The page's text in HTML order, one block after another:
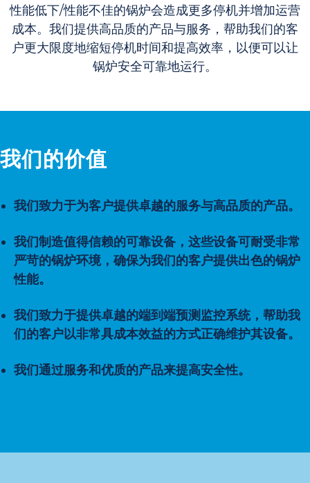
性能低下/性能不佳的锅炉会造成更多停机并增加运营
成本。我们提供高品质的产品与服务，帮助我们的客
户更大限度地缩短停机时间和提高效率，以便可以让
锅炉安全可靠地运行。
我们的价值
我们致力于为客户提供卓越的服务与高品质的产品。
我们制造值得信赖的可靠设备，这些设备可耐受非常
严苛的锅炉环境，确保为我们的客户提供出色的锅炉
性能。
我们致力于提供卓越的端到端预测监控系统，帮助我
们的客户以非常具成本效益的方式正确维护其设备。
我们通过服务和优质的产品来提高安全性。